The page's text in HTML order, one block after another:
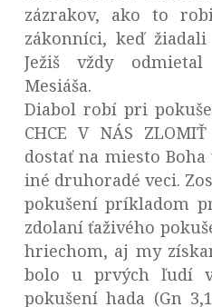
zázrakov, ako to
zákonníci, keď žiadali
Ježiš vždy
Mesiáša.
Diabol robí pri
CHCE V NÁS
dostať na miesto Boha
iné druhoradé veci.
pokušení príkladom
zdolaní ťaživého
hriechom, aj my
bolo u prvých ľudí
pokušení hada (Gn